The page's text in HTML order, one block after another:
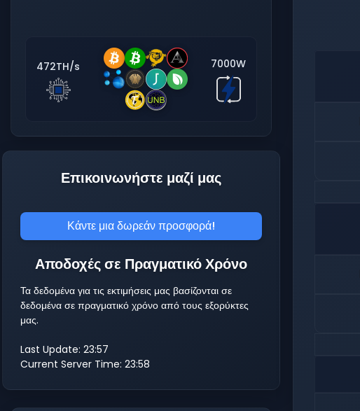
472TH/s 7000W
Επικοινωνήστε μαζί μας
Κάντε μια δωρεάν προσφορά!
Αποδοχές σε Πραγματικό Χρόνο
Τα δεδομένα για τις εκτιμήσεις μας βασίζονται σε
δεδομένα σε πραγματικό χρόνο από τους εξορύκτες
μας.
Last Update: 23:57
Current Server Time: 23:58